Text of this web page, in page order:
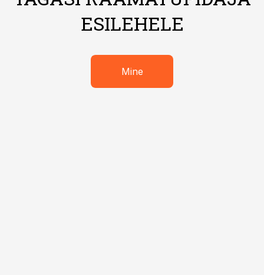
ESILEHELE
Mine